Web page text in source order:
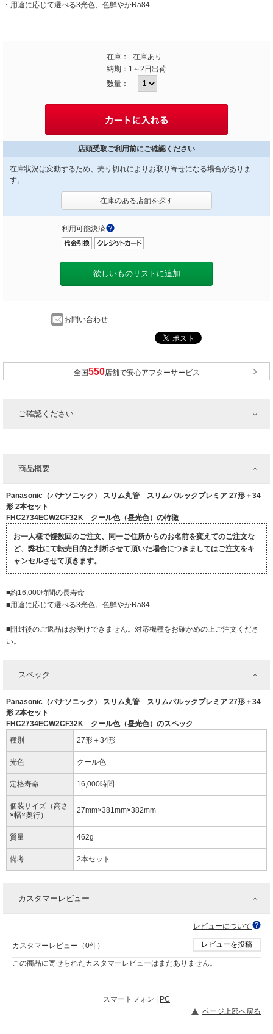
・用途に応じて選べる3光色、色鮮やかRa84
在庫：
在庫あり
納期： 1～2日出荷
数量：
店頭受取ご利用前にご確認ください
在庫状況は変動するため、売り切れによりお取り寄せになる場合がありま
す。
在庫のある店舗を探す
利用可能決済
欲しいものリストに追加
お問い合わせ
全国 店舗で安心アフターサービス
ご確認ください
商品概要
Panasonic（パナソニック） スリム丸管 スリムパルックプレミア 27形＋34
形 2本セット
FHC2734ECW2CF32K クール色（昼光色）の特徴
お一人様で複数回のご注文、同一ご住所からのお名前を変えてのご注文な
ど、弊社にて転売目的と判断させて頂いた場合につきましてはご注文をキ
ャンセルさせて頂きます。
■約16,000時間の長寿命
■用途に応じて選べる3光色。色鮮やかRa84
■開封後のご返品はお受けできません。対応機種をお確かめの上ご注文くださ
い。
スペック
Panasonic（パナソニック） スリム丸管 スリムパルックプレミア 27形＋34
形 2本セット
FHC2734ECW2CF32K クール色（昼光色）のスペック
種別
27形＋34形
光色 クール色
定格寿命 16,000時間
個装サイズ（高さ
×幅×奥行）
27mm×381mm×382mm
質量 462g
備考 2本セット
カスタマーレビュー
レビューについて
カスタマーレビュー（0件） レビューを投稿
この商品に寄せられたカスタマーレビューはまだありません。
スマートフォン |
PC
ページ上部へ戻る